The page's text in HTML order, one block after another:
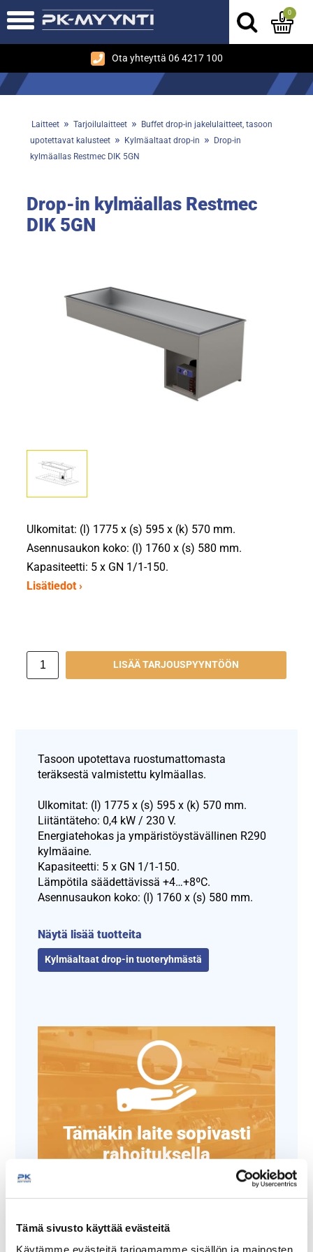
Tämä sivusto käyttää evästeitä
Käytämme evästeitä tarjoamamme sisällön ja mainosten
Ota yhteyttä 06 4217 100
0
Laitteet » Tarjoilulaitteet »
Buffet drop-in jakelulaitteet, tasoon
upotettavat kalusteet » Kylmäaltaat drop-in »
Drop-in
kylmäallas Restmec DIK 5GN
Drop-in kylmäallas Restmec
DIK 5GN
Ulkomitat: (l) 1775 x (s) 595 x (k) 570 mm.
Asennusaukon koko: (l) 1760 x (s) 580 mm.
Kapasiteetti: 5 x GN 1/1-150.
Lisätiedot ›
LISÄÄ TARJOUSPYYNTÖÖN
Tasoon upotettava ruostumattomasta
teräksestä valmistettu kylmäallas.
Ulkomitat: (l) 1775 x (s) 595 x (k) 570 mm.
Liitäntäteho: 0,4 kW / 230 V.
Energiatehokas ja ympäristöystävällinen R290
kylmäaine.
Kapasiteetti: 5 x GN 1/1-150.
Lämpötila säädettävissä +4…+8ºC.
Asennusaukon koko: (l) 1760 x (s) 580 mm.
Näytä lisää tuotteita
Kylmäaltaat drop-in tuoteryhmästä
Tämäkin laite sopivasti
rahoituksella